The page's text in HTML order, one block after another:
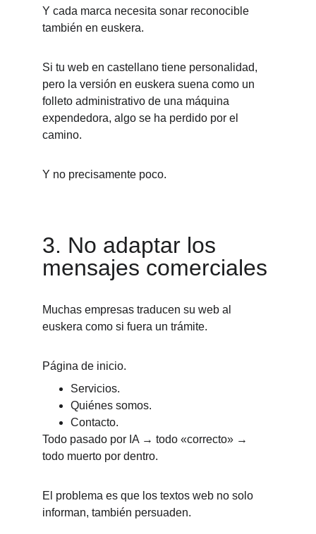
Y cada marca necesita sonar reconocible
también en euskera.
Si tu web en castellano tiene personalidad,
pero la versión en euskera suena como un
folleto administrativo de una máquina
expendedora, algo se ha perdido por el
camino.
Y no precisamente poco.
3. No adaptar los
mensajes comerciales
Muchas empresas traducen su web al
euskera como si fuera un trámite.
Página de inicio.
Servicios.
Quiénes somos.
Contacto.
Todo pasado por IA → todo «correcto» →
todo muerto por dentro.
El problema es que los textos web no solo
informan, también persuaden.